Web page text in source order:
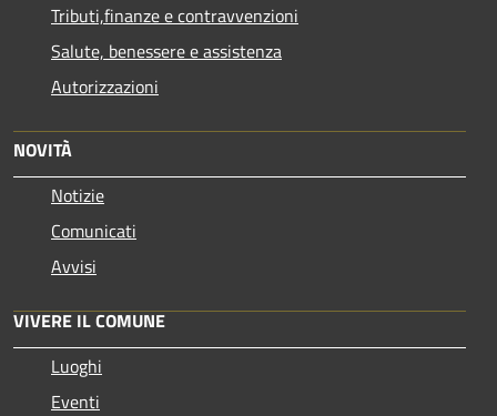
Tributi,finanze e contravvenzioni
Salute, benessere e assistenza
Autorizzazioni
NOVITÀ
Notizie
Comunicati
Avvisi
VIVERE IL COMUNE
Luoghi
Eventi